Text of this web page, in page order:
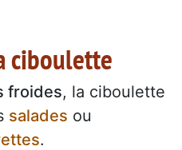
ciboulette
froides, la ciboulette
salades ou
.